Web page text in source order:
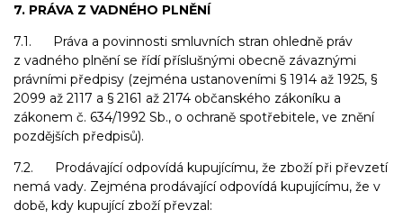
7. PRÁVA Z VADNÉHO PLNĚNÍ
7.1. Práva a povinnosti smluvních stran ohledně práv
z vadného plnění se řídí příslušnými obecně závaznými
právními předpisy (zejména ustanoveními § 1914 až 1925, §
2099 až 2117 a § 2161 až 2174 občanského zákoníku a
zákonem č. 634/1992 Sb., o ochraně spotřebitele, ve znění
pozdějších předpisů).
7.2. Prodávající odpovídá kupujícímu, že zboží při převzetí
nemá vady. Zejména prodávající odpovídá kupujícímu, že v
době, kdy kupující zboží převzal: